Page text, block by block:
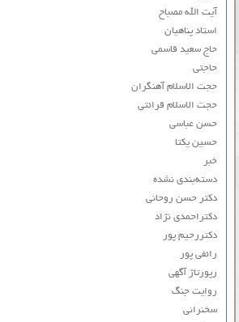
آیت الله مصباح
استاد پناهیان
حاج سعید قاسمی
حاجتی
حجت الاسلام آهنگران
حجت الاسلام قرائتی
حسن عباسی
حسین یکتا
خبر
دسته‌بندی نشده
دکتر حسن روحانی
دکتراحمدی نژاد
دکتررحیم پور
رائفی پور
رپورتاژ آگهی
روایت جنگ
سخنرانی